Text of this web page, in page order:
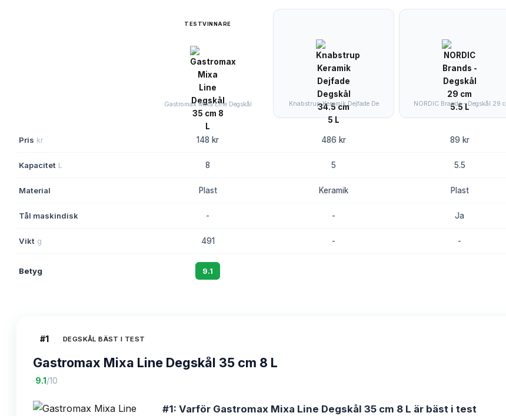
TESTVINNARE
Gastromax Mixa Line Degskål Knabstrup Keramik Dejfade De NORDIC Brands - Degskål 29 c
Pris kr 148 kr 486 kr 89 kr
Kapacitet L 8 5 5.5
Material Plast Keramik Plast
Tål maskindisk - - Ja
Vikt g 491 - -
Betyg 9.1
#1 DEGSKÅL BÄST I TEST
Gastromax Mixa Line Degskål 35 cm 8 L
·9.1 /10
#1: Varför Gastromax Mixa Line Degskål 35 cm 8 L är bäst i test